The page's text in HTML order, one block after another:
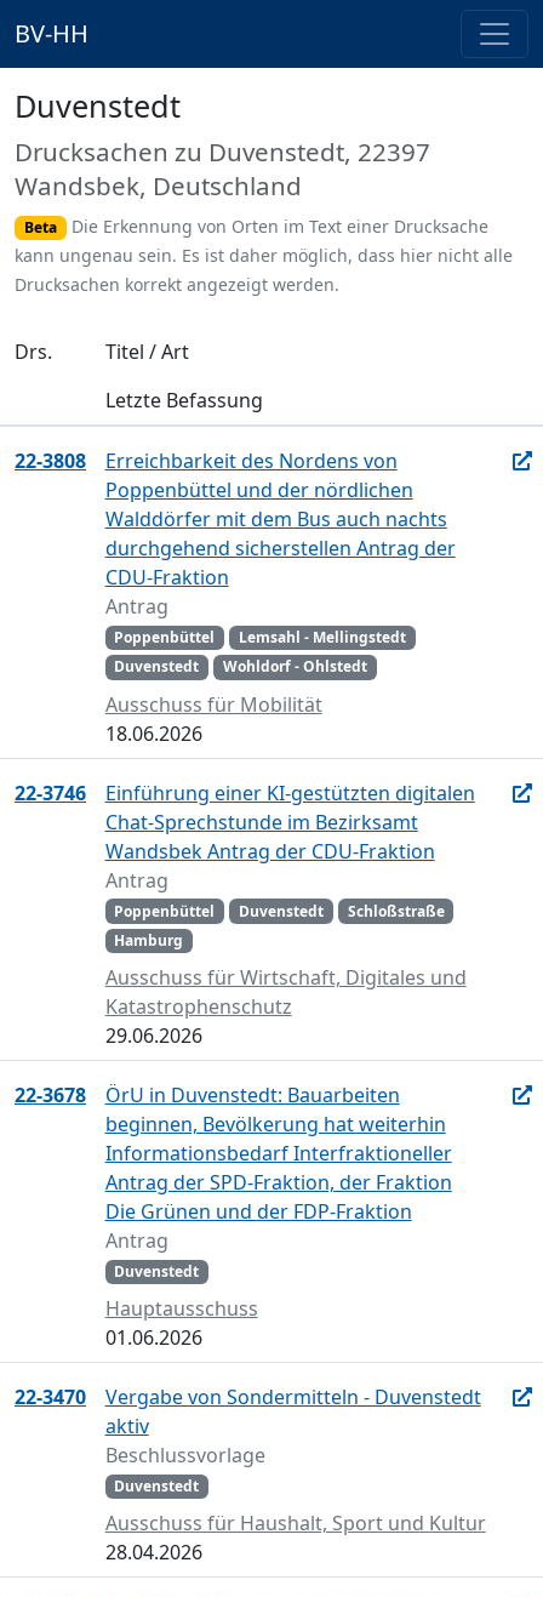
BV-HH
Duvenstedt
Drucksachen zu Duvenstedt, 22397
Wandsbek, Deutschland
Beta
Die Erkennung von Orten im Text einer Drucksache
kann ungenau sein. Es ist daher möglich, dass hier nicht alle
Drucksachen korrekt angezeigt werden.
Drs.
Titel / Art
Letzte Befassung
22-3808
Erreichbarkeit des Nordens von
Poppenbüttel und der nördlichen
Walddörfer mit dem Bus auch nachts
durchgehend sicherstellen Antrag der
CDU-Fraktion
Antrag
Poppenbüttel
Lemsahl - Mellingstedt
Duvenstedt
Wohldorf - Ohlstedt
Ausschuss für Mobilität
18.06.2026
22-3746
Einführung einer KI-gestützten digitalen
Chat-Sprechstunde im Bezirksamt
Wandsbek Antrag der CDU-Fraktion
Antrag
Poppenbüttel Duvenstedt
Schloßstraße
Hamburg
Ausschuss für Wirtschaft, Digitales und
Katastrophenschutz
29.06.2026
22-3678
ÖrU in Duvenstedt: Bauarbeiten
beginnen, Bevölkerung hat weiterhin
Informationsbedarf Interfraktioneller
Antrag der SPD-Fraktion, der Fraktion
Die Grünen und der FDP-Fraktion
Antrag
Duvenstedt
Hauptausschuss
01.06.2026
22-3470
Vergabe von Sondermitteln - Duvenstedt
aktiv
Beschlussvorlage
Duvenstedt
Ausschuss für Haushalt, Sport und Kultur
28.04.2026